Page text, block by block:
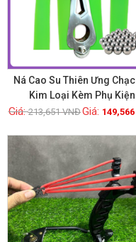
Ná Cao Su Thiên Ưng
Kim Loại Kèm Phụ Kiện
213,651VNĐ 149,566
GIẢM GIÁ!